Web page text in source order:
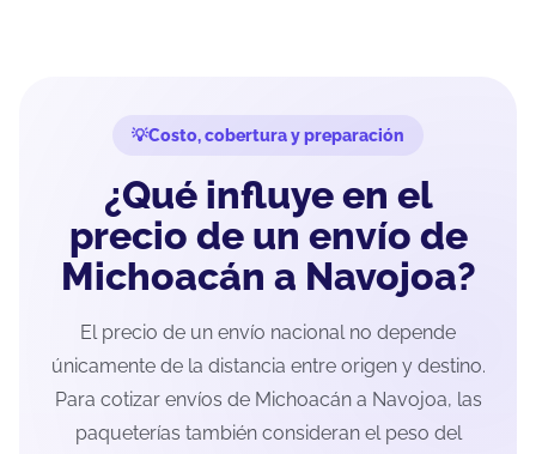
Costo, cobertura y preparación
¿Qué influye en el
precio de un envío de
Michoacán a Navojoa?
El precio de un envío nacional no depende
únicamente de la distancia entre origen y destino.
Para cotizar envíos de Michoacán a Navojoa, las
paqueterías también consideran el peso del